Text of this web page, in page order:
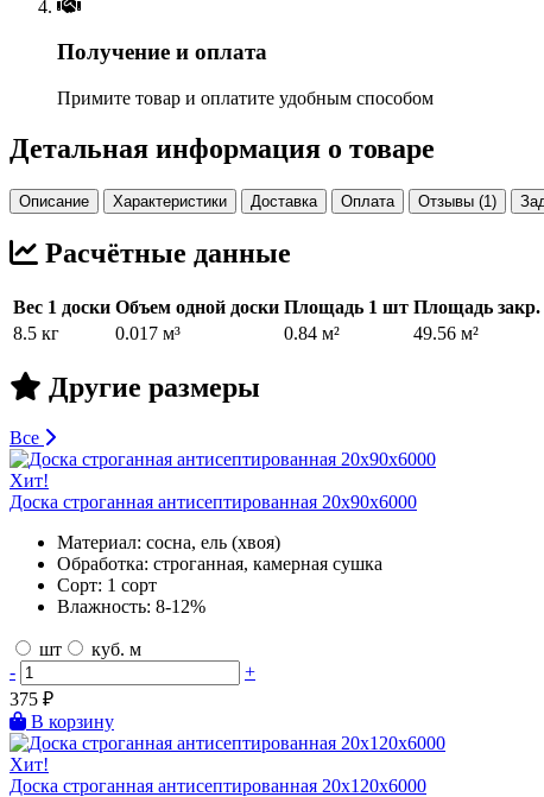
Получение и оплата
Примите товар и оплатите удобным способом
Детальная информация о товаре
Описание Характеристики Доставка Оплата Отзывы (1)
Расчётные данные
Вес 1 доски Объем одной доски Площадь 1 шт Площадь закр.
8.5 кг
0.017 м³ 0.84 м² 49.56 м²
Другие размеры
Все
Хит!
Доска строганная антисептированная 20х90х6000
Материал: сосна, ель (хвоя)
Обработка: строганная, камерная сушка
Сорт: 1 сорт
Влажность: 8-12%
шт
куб. м
-
+
375 ₽
В корзину
Хит!
Доска строганная антисептированная 20х120х6000